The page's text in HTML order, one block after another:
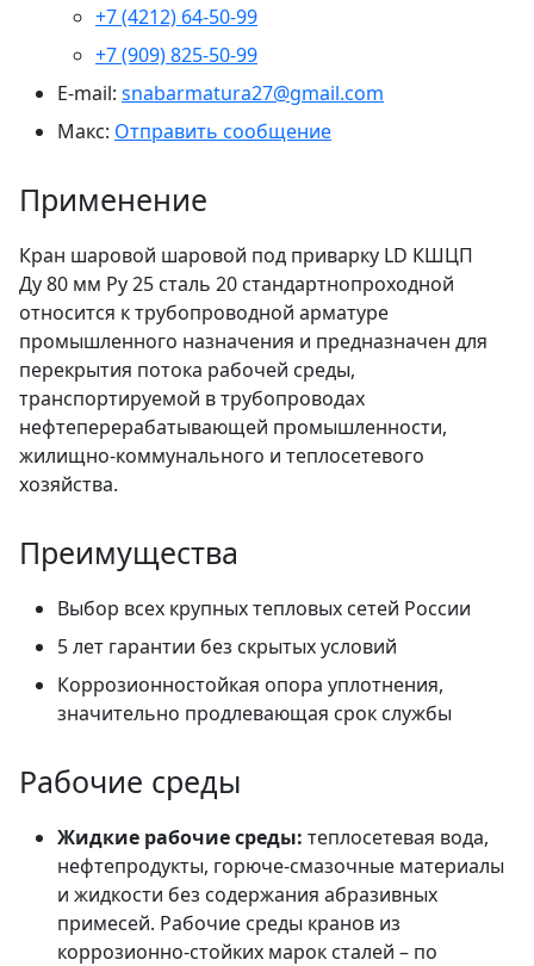
+7 (4212) 64-50-99
+7 (909) 825-50-99
E-mail: snabarmatura27@gmail.com
Макс: Отправить сообщение
Применение
Кран шаровой шаровой под приварку LD КШЦП
Ду 80 мм Ру 25 сталь 20 стандартнопроходной
относится к трубопроводной арматуре
промышленного назначения и предназначен для
перекрытия потока рабочей среды,
транспортируемой в трубопроводах
нефтеперерабатывающей промышленности,
жилищно-коммунального и теплосетевого
хозяйства.
Преимущества
Выбор всех крупных тепловых сетей России
5 лет гарантии без скрытых условий
Коррозионностойкая опора уплотнения,
значительно продлевающая срок службы
Рабочие среды
Жидкие рабочие среды: теплосетевая вода,
нефтепродукты, горюче-смазочные материалы
и жидкости без содержания абразивных
примесей. Рабочие среды кранов из
коррозионно-стойких марок сталей – по